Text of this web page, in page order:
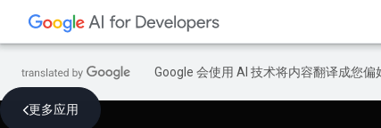
Google 会使用 AI 技术将内容翻译成您偏
更多应用